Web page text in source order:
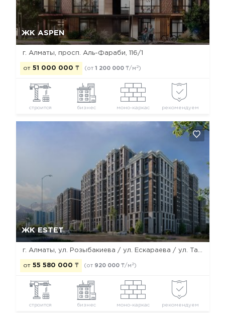
ЖК ASPEN
г. Алматы, просп. Аль-Фараби, 116/1
от 51 000 000 ₸ (от 1 200 000 ₸/м 2)
строится бизнес моно-каркас рекомендуем
Отмена
ЖК ESTET
от 55 580 000 ₸ (от 920 000 ₸/м 2)
строится бизнес моно-каркас рекомендуем
Да, удалить Отмена